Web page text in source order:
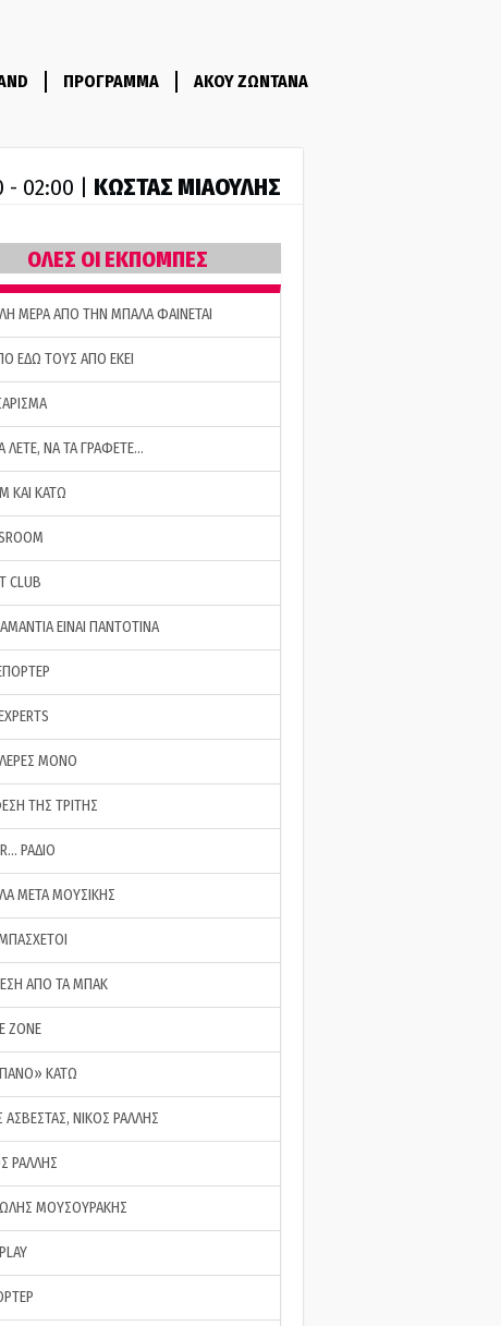
ΠΡΟΓΡΑΜΜΑ ΑΚΟΥ ΖΩΝΤΑΝΑ
- 02:00 | ΚΩΣΤΑΣ ΜΙΑΟΥΛΗΣ
ΟΛΕΣ ΟΙ ΕΚΠΟΜΠΕΣ
ΜΕΡΑ ΑΠΟ ΤΗΝ ΜΠΑΛΑ ΦΑΙΝΕΤΑΙ
ΕΔΩ ΤΟΥΣ ΑΠΟ ΕΚΕΙ
ΛΕΤΕ, ΝΑ ΤΑ ΓΡΑΦΕΤΕ…
ΚΑΙ ΚΑΤΩ
CLUB
ΕΙΝΑΙ ΠΑΝΤΟΤΙΝΑ
ΜΟΝΟ
ΤΗΣ ΤΡΙΤΗΣ
ΡΑΔΙΟ
ΜΕΤΑ ΜΟΥΣΙΚΗΣ
ΑΠΟ ΤΑ ΜΠΑΚ
ZONE
ΚΑΤΩ
ΑΣΒΕΣΤΑΣ, ΝΙΚΟΣ ΡΑΛΛΗΣ
ΡΑΛΛΗΣ
ΜΟΥΣΟΥΡΑΚΗΣ